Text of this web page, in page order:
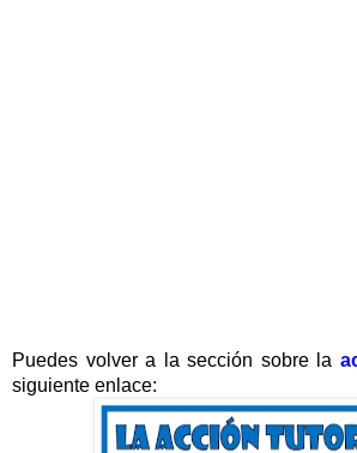
Puedes volver a la sección sobre la
siguiente enlace: